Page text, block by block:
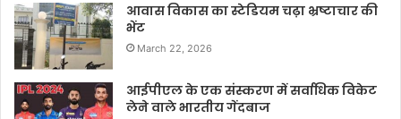
आवास विकास का स्टेडियम चढ़ा भ्रष्टाचार की
भेंट
March 22, 2026
आईपीएल के एक संस्करण में सर्वाधिक विकेट
लेने वाले भारतीय गेंदबाज